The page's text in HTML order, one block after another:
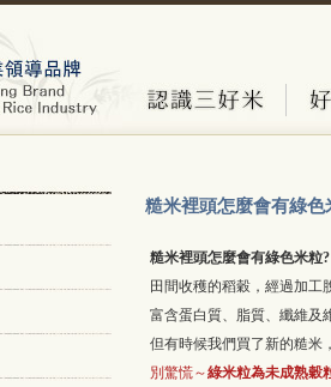
糙米裡頭怎麼會有綠色
糙米裡頭怎麼會有綠色米粒
田間收穫的稻穀，經過加工
富含蛋白質、脂質、纖維及
但有時候我們買了新的糙米
別驚慌～綠米粒為未成熟穀